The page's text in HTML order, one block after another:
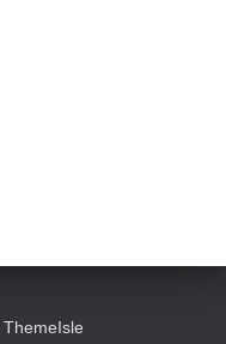
ThemeIsle